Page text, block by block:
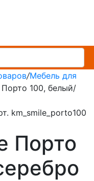
/Мебель для
100, белый/
km_smile_porto100
Порто